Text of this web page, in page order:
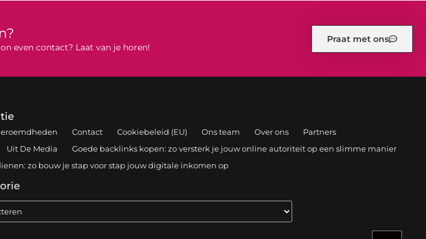
even contact? Laat van je horen!
Praat met ons
Contact Cookiebeleid (EU) Ons team Over ons
Partners
Uit De Media
Goede backlinks kopen: zo versterk je jouw online autoriteit op een slimme manier
zo bouw je stap voor stap jouw digitale inkomen op